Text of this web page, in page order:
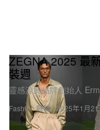
Fashion 時裝
ZEGNA 2025 最
裝週
靈感源於品牌創始人
2025年1月